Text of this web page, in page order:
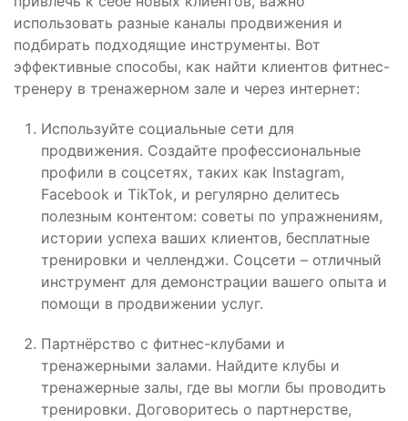
использовать разные каналы продвижения и
подбирать подходящие инструменты. Вот
эффективные способы, как найти клиентов фитнес-
тренеру в тренажерном зале и через интернет:
Используйте социальные сети для
продвижения. Создайте профессиональные
профили в соцсетях, таких как Instagram,
Facebook и TikTok, и регулярно делитесь
полезным контентом: советы по упражнениям,
истории успеха ваших клиентов, бесплатные
тренировки и челленджи. Соцсети – отличный
инструмент для демонстрации вашего опыта и
помощи в продвижении услуг.
Партнёрство с фитнес-клубами и
тренажерными залами. Найдите клубы и
тренажерные залы, где вы могли бы проводить
тренировки. Договоритесь о партнерстве,